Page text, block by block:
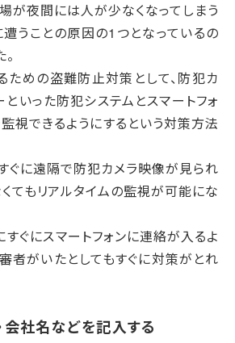
が夜間には人が少なくなってしまう
遭うことの原因の1つとなっているの
ための盗難防止対策として、防犯カ
いった防犯システムとスマートフォ
視できるようにするという対策方法
ぐに遠隔で防犯カメラ映像が見られ
てもリアルタイムの監視が可能にな
ぐにスマートフォンに連絡が入るよ
者がいたとしてもすぐに対策がとれ
会社名などを記入する